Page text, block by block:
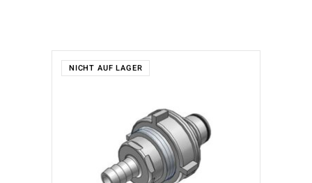
NICHT AUF LAGER
WEITERLESEN